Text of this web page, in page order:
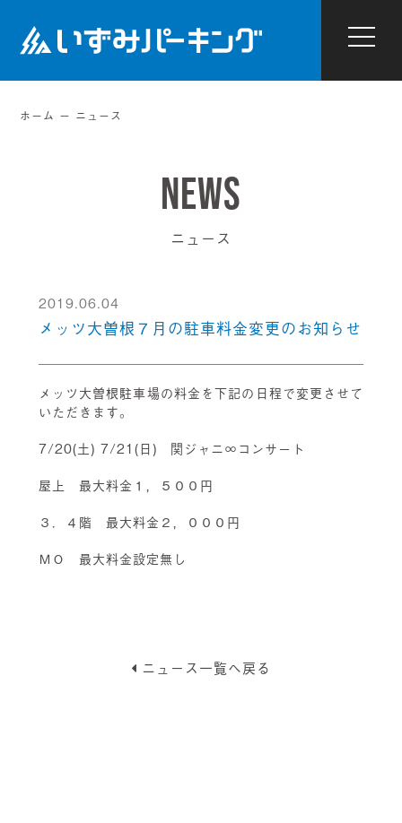
ホーム ニュース
ニュース
2019.06.04
メッツ大曽根７月の駐車料金変更のお知らせ
メッツ大曽根駐車場の料金を下記の日程で変更させて
いただきます。
7/20(土) 7/21(日) 関ジャニ∞コンサート
屋上 最大料金１，５００円
３．４階 最大料金２，０００円
ＭＯ 最大料金設定無し
ニュース一覧へ戻る